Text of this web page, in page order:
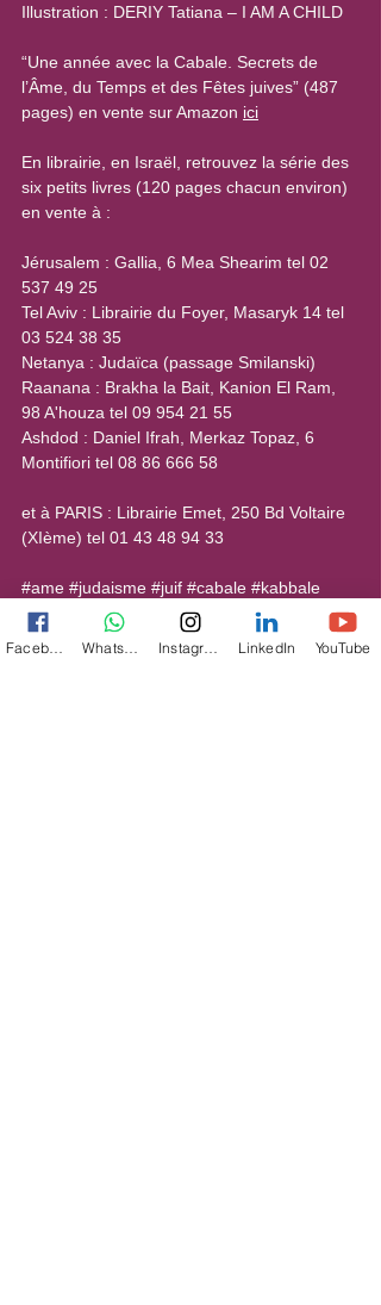
Illustration : DERIY Tatiana – I AM A CHILD
“Une année avec la Cabale. Secrets de
l’Âme, du Temps et des Fêtes juives” (487
pages) en vente sur Amazon ici
En librairie, en Israël, retrouvez la série des
six petits livres (120 pages chacun environ)
en vente à :
Jérusalem : Gallia, 6 Mea Shearim tel 02
537 49 25
Tel Aviv : Librairie du Foyer, Masaryk 14 tel
03 524 38 35
Netanya : Judaïca (passage Smilanski)
Raanana : Brakha la Bait, Kanion El Ram,
98 A'houza tel 09 954 21 55
Ashdod : Daniel Ifrah, Merkaz Topaz, 6
Montifiori tel 08 86 666 58
et à PARIS : Librairie Emet, 250 Bd Voltaire
(XIème) tel 01 43 48 94 33
#ame #judaisme #juif #cabale #kabbale
#kabbalejuive
#kabbalah #kabbala
#qabala
#qabbalah #qabalah
#esoterisme
#paracha
LinkedIn YouTube